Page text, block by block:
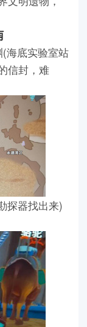
海底实验室站
信封，难
探器找出来)